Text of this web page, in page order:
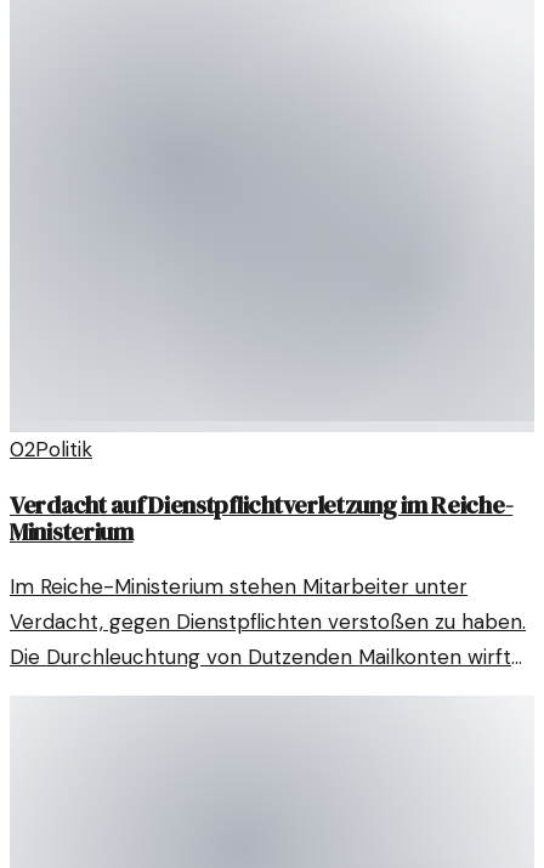
02Politik
Verdacht auf Dienstpflichtverletzung im Reiche-
Ministerium
Im Reiche-Ministerium stehen Mitarbeiter unter
Verdacht, gegen Dienstpflichten verstoßen zu haben.
Die Durchleuchtung von Dutzenden Mailkonten wirft
Fragen auf.